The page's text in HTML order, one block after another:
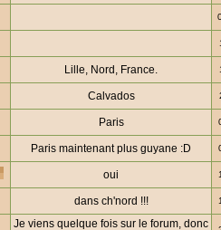
Lille, Nord, France.
Calvados
Paris
Paris maintenant plus guyane :D
oui
dans ch'nord !!!
Je viens quelque fois sur le forum, donc